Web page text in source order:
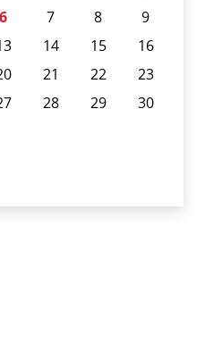
6 7 8
9
14 15
16
21 22
23
28 29
30